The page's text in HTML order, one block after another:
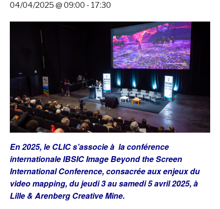
04/04/2025 @ 09:00 - 17:30
En 2025, le CLIC s’associe à la conférence
internationale IBSIC Image Beyond the Screen
International Conference, consacrée aux enjeux du
video mapping, du jeudi 3 au samedi 5 avril 2025, à
Lille & Arenberg Creative Mine.